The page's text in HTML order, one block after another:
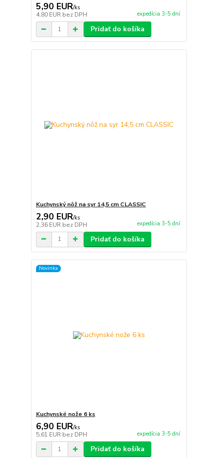
5,90 EUR/ks
4,80 EUR bez DPH expedícia 3-5 dní
Pridať do košíka
Kuchynský nôž na syr 14,5 cm CLASSIC
2,90 EUR/ks
2,36 EUR bez DPH expedícia 3-5 dní
Pridať do košíka
Novinka
Kuchynské nože 6 ks
6,90 EUR/ks
5,61 EUR bez DPH expedícia 3-5 dní
Pridať do košíka